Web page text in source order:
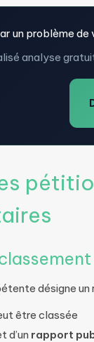
un problème de
analyse
désigne
être classée
d’un rapport